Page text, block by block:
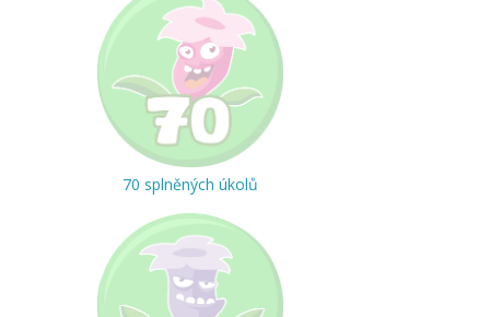
70 splněných úkolů